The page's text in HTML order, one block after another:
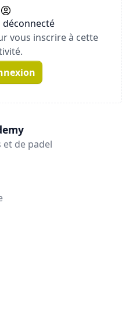
déconnecté
vous inscrire à cette
et de padel